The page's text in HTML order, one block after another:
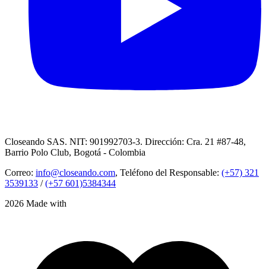
Closeando SAS. NIT: 901992703-3. Dirección: Cra. 21 #87-48,
Barrio Polo Club, Bogotá - Colombia
Correo: info@closeando.com, Teléfono del Responsable: (+57) 321
3539133 /(+57 601)5384344
2026 Made with